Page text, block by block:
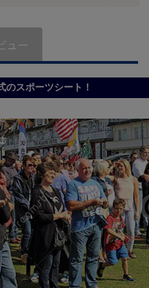
ュー
のスポーツシート！